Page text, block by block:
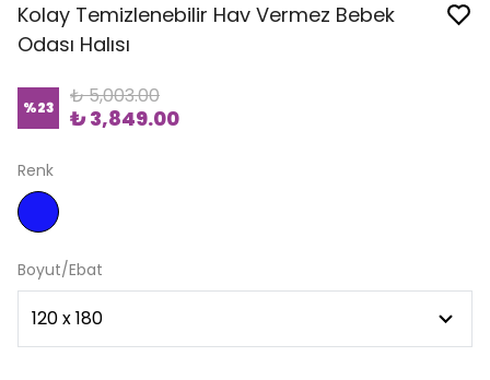
Kolay Temizlenebilir Hav Vermez Bebek
Odası Halısı
%23 ₺ 5,003.00
₺ 3,849.00
Renk
Boyut/Ebat